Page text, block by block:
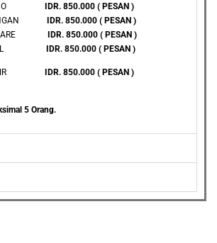
MENO IDR. 850.000 ( PESAN )
IDR. 850.000 ( PESAN )
NARE IDR. 850.000 ( PESAN )
IDR. 850.000 ( PESAN )
AIR IDR. 850.000 ( PESAN )
5 Orang.